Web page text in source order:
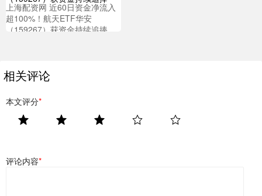
上海配资网 近60日资金净流入
超100%！航天ETF华安
（159267）获资金持续追捧
相关评论
本文评分*
评论内容*